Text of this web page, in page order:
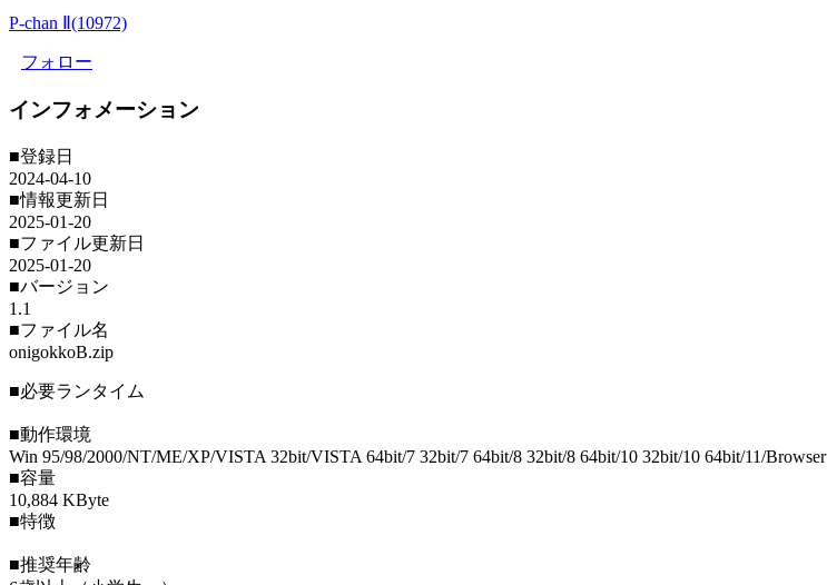
P-chan Ⅱ(10972)
フォロー
インフォメーション
■登録日
2024-04-10
■情報更新日
2025-01-20
■ファイル更新日
2025-01-20
■バージョン
1.1
■ファイル名
onigokkoB.zip
■必要ランタイム
■動作環境
Win 95/98/2000/NT/ME/XP/VISTA 32bit/VISTA 64bit/7 32bit/7 64bit/8 32bit/8 64bit/10 32bit/10 64bit/11/Browser
■容量
10,884 KByte
■特徴
■推奨年齢